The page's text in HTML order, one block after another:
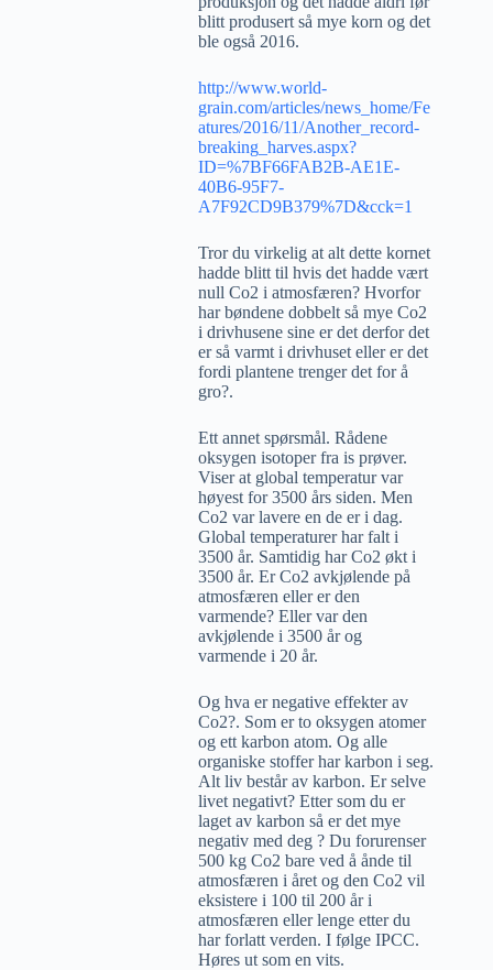
blitt produsert så mye korn og det
ble også 2016.
http://www.world-
grain.com/articles/news_home/Fe
atures/2016/11/Another_record-
breaking_harves.aspx?
ID=%7BF66FAB2B-AE1E-
40B6-95F7-
A7F92CD9B379%7D&cck=1
Tror du virkelig at alt dette kornet
hadde blitt til hvis det hadde vært
null Co2 i atmosfæren? Hvorfor
har bøndene dobbelt så mye Co2
i drivhusene sine er det derfor det
er så varmt i drivhuset eller er det
fordi plantene trenger det for å
gro?.
Ett annet spørsmål. Rådene
oksygen isotoper fra is prøver.
Viser at global temperatur var
høyest for 3500 års siden. Men
Co2 var lavere en de er i dag.
Global temperaturer har falt i
3500 år. Samtidig har Co2 økt i
3500 år. Er Co2 avkjølende på
atmosfæren eller er den
varmende? Eller var den
avkjølende i 3500 år og
varmende i 20 år.
Og hva er negative effekter av
Co2?. Som er to oksygen atomer
og ett karbon atom. Og alle
organiske stoffer har karbon i seg.
Alt liv består av karbon. Er selve
livet negativt? Etter som du er
laget av karbon så er det mye
negativ med deg ? Du forurenser
500 kg Co2 bare ved å ånde til
atmosfæren i året og den Co2 vil
eksistere i 100 til 200 år i
atmosfæren eller lenge etter du
har forlatt verden. I følge IPCC.
Høres ut som en vits.